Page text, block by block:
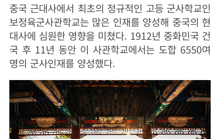
중국 근대사에서 최초의 정규적인 고등 군사학교인
보정육군사관학교는 많은 인재를 양성해 중국의 현
대사에 심원한 영향을 미쳤다. 1912년 중화민국 건
국 후 11년 동안 이 사관학교에서는 도합 6550여
명의 군사인재를 양성했다.